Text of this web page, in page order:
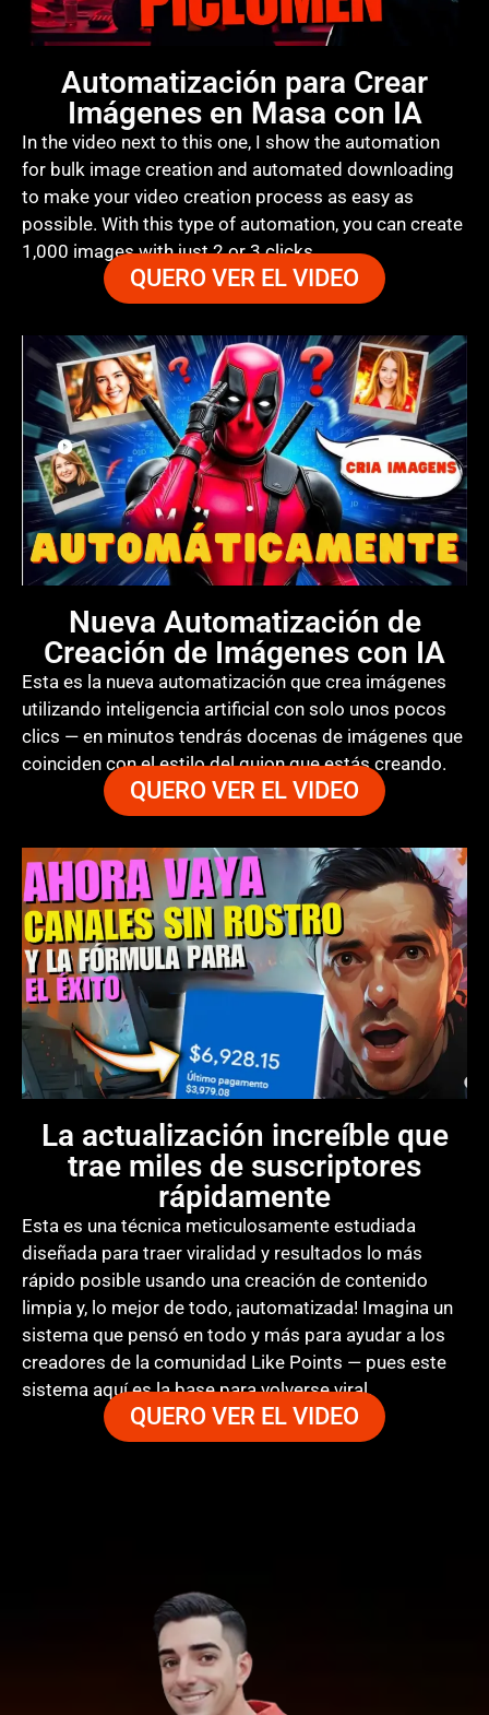
Automatización para Crear
Imágenes en Masa con IA
In the video next to this one, I show the automation
for bulk image creation and automated downloading
to make your video creation process as easy as
possible. With this type of automation, you can create
1,000 images with just 2 or 3 clicks.
QUERO VER EL VIDEO
Nueva Automatización de
Creación de Imágenes con IA
Esta es la nueva automatización que crea imágenes
utilizando inteligencia artificial con solo unos pocos
clics — en minutos tendrás docenas de imágenes que
coinciden con el estilo del guion que estás creando.
QUERO VER EL VIDEO
La actualización increíble que
trae miles de suscriptores
rápidamente
Esta es una técnica meticulosamente estudiada
diseñada para traer viralidad y resultados lo más
rápido posible usando una creación de contenido
limpia y, lo mejor de todo, ¡automatizada! Imagina un
sistema que pensó en todo y más para ayudar a los
creadores de la comunidad Like Points — pues este
sistema aquí es la base para volverse viral.
QUERO VER EL VIDEO